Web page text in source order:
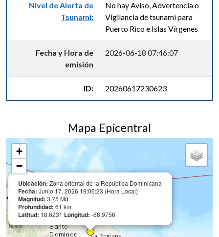
Nivel de Alerta de
Tsunami:
No hay Aviso, Advertencia o
Vigilancia de tsunami para
Puerto Rico e Islas Vírgenes
Fecha y Hora de
emisión
2026-06-18 07:46:07
ID: 20260617230623
Mapa Epicentral
Ubicación: Zona oriental de la República Dominicana
Fecha: Junio 17, 2026 19:06:23 (Hora Local)
Magnitud: 3.75 Md
Profundidad: 61 km
Latitud: 18.6231 Longitud: -68.9756
+
−